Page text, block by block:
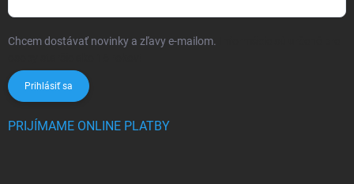
Chcem dostávať novinky a zľavy e-mailom.
Prihlásiť sa
PRIJÍMAME ONLINE PLATBY